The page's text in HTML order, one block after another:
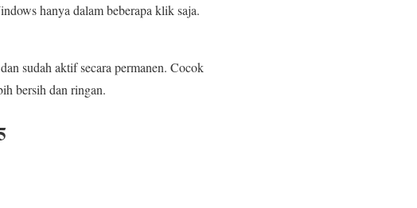
hanya dalam beberapa klik saja.
sudah aktif secara permanen. Cocok
bersih dan ringan.